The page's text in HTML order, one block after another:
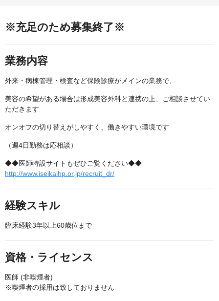
※充足のため募集終了※
業務内容
外来・病棟管理・検査など保険診療がメインの業務で、
美容の希望がある場合は形成美容外科と連携の上、ご相談させてい
ただきます
オンオフの切り替えがしやすく、働きやすい環境です
（週4日勤務は応相談）
◆◆医師特設サイトもぜひご覧ください◆◆
http://www.iseikaihp.or.jp/recruit_dr/
経験スキル
臨床経験3年以上60歳位まで
資格・ライセンス
医師 (非喫煙者)
※喫煙者の採用は致しておりません